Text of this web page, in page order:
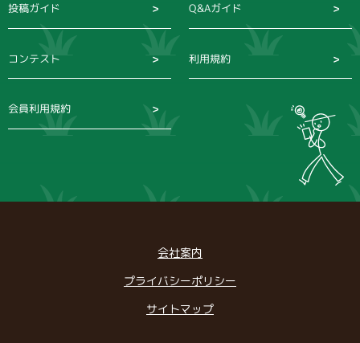
投稿ガイド Q&Aガイド
コンテスト 利用規約
会員利用規約
会社案内
プライバシーポリシー
サイトマップ